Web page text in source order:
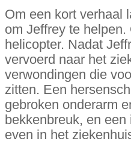
Om een kort verhaal
om Jeffrey te
helicopter. Nadat
vervoerd naar het
verwondingen die
zitten. Een
gebroken onderarm
bekkenbreuk, en
even in het